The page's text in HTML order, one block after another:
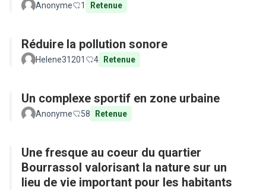
Anonyme 1 Retenue
Réduire la pollution sonore
Helene31201 4 Retenue
Un complexe sportif en zone urbaine
Anonyme 58 Retenue
Une fresque au coeur du quartier
Bourrassol valorisant la nature sur un
lieu de vie important pour les habitants